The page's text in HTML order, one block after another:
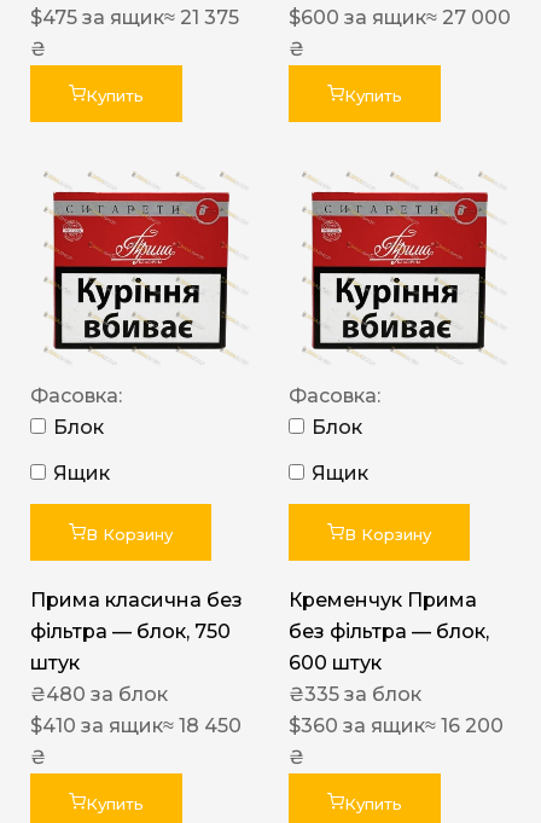
$475 за ящик≈ 21 375
₴
Купить
$600 за ящик≈ 27 000
₴
Купить
Фасовка:
Блок
Ящик
В Корзину
Прима класична без
фільтра — блок, 750
штук
₴480 за блок
$410 за ящик≈ 18 450
₴
Купить
Фасовка:
Блок
Ящик
В Корзину
Кременчук Прима
без фільтра — блок,
600 штук
₴335 за блок
$360 за ящик≈ 16 200
₴
Купить